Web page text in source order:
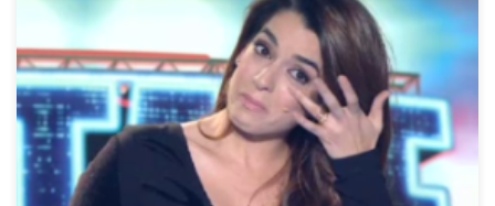
El nuevo programa de Telecinco hace llorar a la audiencia y a las
críticas. Enésimo talent show de la cadena de Vasile que promete
no ser el último en esto de dar el cante. Ya está, ha ocurrido.
Telecinco lo ha vuelto a hacer, huelleros. Juró y perjuró que no,
[…]